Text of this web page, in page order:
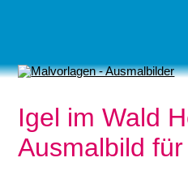
Igel im Wald
Ausmalbild